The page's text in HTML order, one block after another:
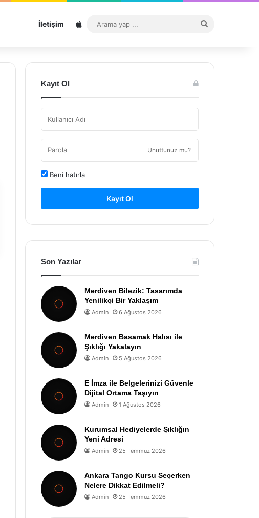
İletişim Sitemap
...
Kayıt Ol
Unuttunuz mu?
Beni hatırla
Kayıt Ol
Son Yazılar
Merdiven Bilezik: Tasarımda
Yenilikçi Bir Yaklaşım
Admin 6 Ağustos 2026
Merdiven Basamak Halısı ile
Şıklığı Yakalayın
Admin 5 Ağustos 2026
E İmza ile Belgelerinizi Güvenle
Dijital Ortama Taşıyın
Admin 1 Ağustos 2026
Kurumsal Hediyelerde Şıklığın
Yeni Adresi
Admin 25 Temmuz 2026
Ankara Tango Kursu Seçerken
Nelere Dikkat Edilmeli?
Admin 25 Temmuz 2026